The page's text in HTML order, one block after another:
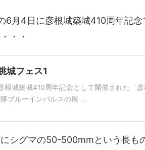
6月4日に彦根城築城410周年記
・・
城フェス1
根城築城410周年記念として開催された「
ブルーインパルスの展 ...
シグマの50-500mmという長も